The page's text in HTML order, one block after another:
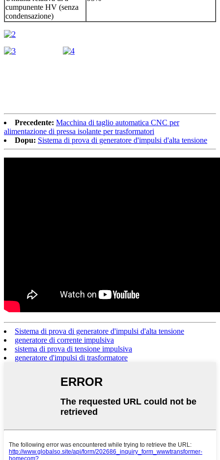
cumpunente HV (senza
condensazione)
Precedente: Macchina di taglio automatica CNC per
alimentazione di pressa isolante per trasformatori
Dopu: Sistema di prova di generatore d'impulsi d'alta tensione
Sistema di prova di generatore d'impulsi d'alta tensione
generatore di corrente impulsiva
sistema di prova di tensione impulsiva
generatore d'impulsi di trasformatore